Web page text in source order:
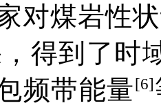
对煤岩性
得到了时
频带能量[6]